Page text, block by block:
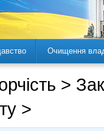
Очищення
>
>